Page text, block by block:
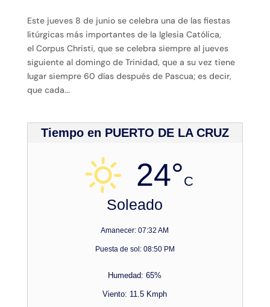
Este jueves 8 de junio se celebra una de las fiestas
litúrgicas más importantes de la Iglesia Católica,
el Corpus Christi, que se celebra siempre al jueves
siguiente al domingo de Trinidad, que a su vez tiene
lugar siempre 60 días después de Pascua; es decir,
que cada...
Tiempo en PUERTO DE LA CRUZ
24°C
Soleado
Amanecer: 07:32 AM
Puesta de sol: 08:50 PM
Humedad: 65%
Viento: 11.5 Kmph